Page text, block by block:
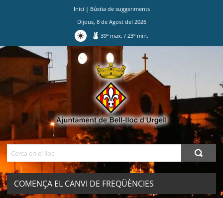
Inici | Bústia de suggeriments
Dijous, 8de Agostdel 2026
39º max./ 23º min.
COMENÇA EL CANVI DE FREQÜÈNCIES